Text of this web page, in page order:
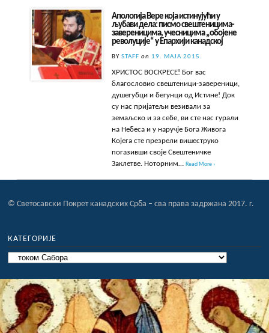
Aпологија Вере која истинујући у
љубави дела: писмо свештеницима-
завереницима, учесницима „обојене
револуције“ у Епархији канадској
BYSTAFF on 19. МАЈА 2015.
ХРИСТОС ВОСКРЕСЕ! Бог вас
благословио свештеници-завереници,
душегубци и бегунци од Истине! Док
су нас пријатељи везивали за
земаљско и за себе, ви сте нас гурали
на Небеса и у наручје Бога Живога
Којега сте презрели вишеструко
погазивши своје Свештеничке
Заклетве. Ноторним…Read More ›
© Светосавски Покрет канадских Срба – сва права задржана 2017. г.
КАТЕГОРИЈЕ
Категорије